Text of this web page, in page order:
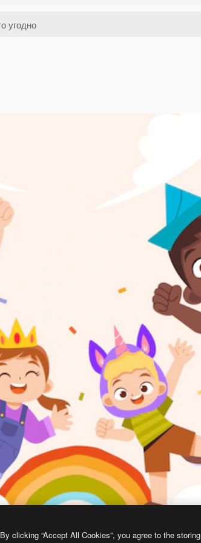
By clicking “Accept All Cookies”, you agree to the